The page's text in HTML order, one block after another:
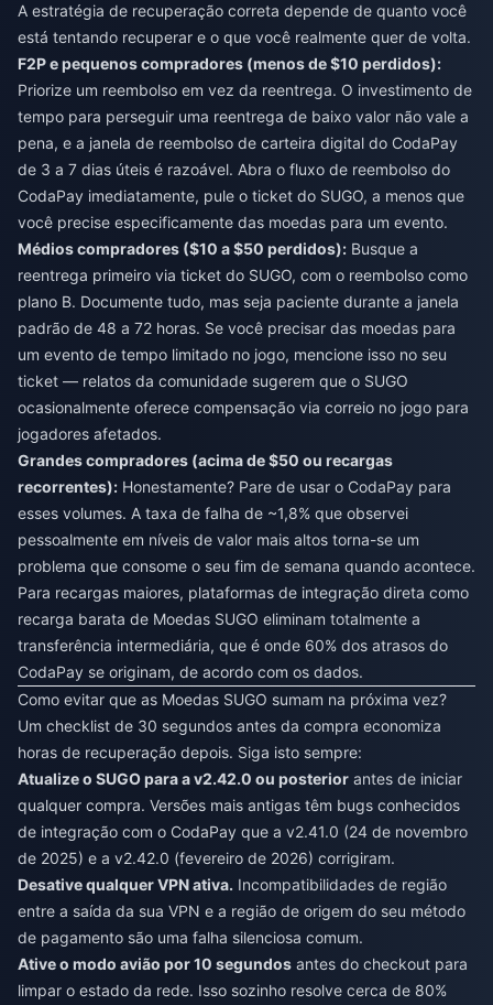
A estratégia de recuperação correta depende de quanto você
está tentando recuperar e o que você realmente quer de volta.
F2P e pequenos compradores (menos de $10 perdidos):
Priorize um reembolso em vez da reentrega. O investimento de
tempo para perseguir uma reentrega de baixo valor não vale a
pena, e a janela de reembolso de carteira digital do CodaPay
de 3 a 7 dias úteis é razoável. Abra o fluxo de reembolso do
CodaPay imediatamente, pule o ticket do SUGO, a menos que
você precise especificamente das moedas para um evento.
Médios compradores ($10 a $50 perdidos): Busque a
reentrega primeiro via ticket do SUGO, com o reembolso como
plano B. Documente tudo, mas seja paciente durante a janela
padrão de 48 a 72 horas. Se você precisar das moedas para
um evento de tempo limitado no jogo, mencione isso no seu
ticket — relatos da comunidade sugerem que o SUGO
ocasionalmente oferece compensação via correio no jogo para
jogadores afetados.
Grandes compradores (acima de $50 ou recargas
recorrentes): Honestamente? Pare de usar o CodaPay para
esses volumes. A taxa de falha de ~1,8% que observei
pessoalmente em níveis de valor mais altos torna-se um
problema que consome o seu fim de semana quando acontece.
Para recargas maiores, plataformas de integração direta como
recarga barata de Moedas SUGO eliminam totalmente a
transferência intermediária, que é onde 60% dos atrasos do
CodaPay se originam, de acordo com os dados.
Como evitar que as Moedas SUGO sumam na próxima vez?
Um checklist de 30 segundos antes da compra economiza
horas de recuperação depois. Siga isto sempre:
Atualize o SUGO para a v2.42.0 ou posterior antes de iniciar
qualquer compra. Versões mais antigas têm bugs conhecidos
de integração com o CodaPay que a v2.41.0 (24 de novembro
de 2025) e a v2.42.0 (fevereiro de 2026) corrigiram.
Desative qualquer VPN ativa. Incompatibilidades de região
entre a saída da sua VPN e a região de origem do seu método
de pagamento são uma falha silenciosa comum.
Ative o modo avião por 10 segundos antes do checkout para
limpar o estado da rede. Isso sozinho resolve cerca de 80%